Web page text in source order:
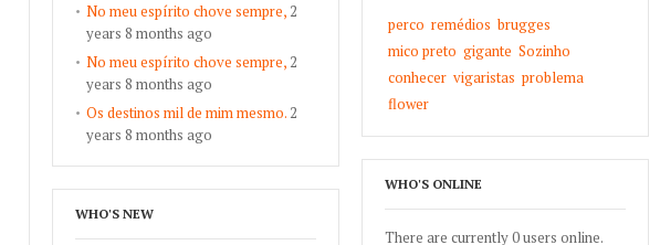
No meu espírito chove sempre, 2
years 8 months ago
No meu espírito chove sempre, 2
years 8 months ago
Os destinos mil de mim mesmo. 2
years 8 months ago
perco remédios brugges
mico preto gigante Sozinho
conhecer vigaristas problema
flower
WHO'S ONLINE
There are currently 0 users online.
WHO'S NEW